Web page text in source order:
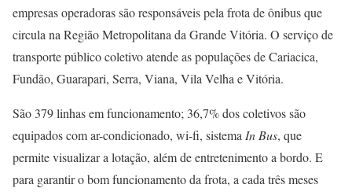
empresas operadoras são responsáveis pela frota de ônibus que
circula na Região Metropolitana da Grande Vitória. O serviço de
transporte público coletivo atende as populações de Cariacica,
Fundão, Guarapari, Serra, Viana, Vila Velha e Vitória.
São 379 linhas em funcionamento; 36,7% dos coletivos são
equipados com ar-condicionado, wi-fi, sistema In Bus, que
permite visualizar a lotação, além de entretenimento a bordo. E
para garantir o bom funcionamento da frota, a cada três meses